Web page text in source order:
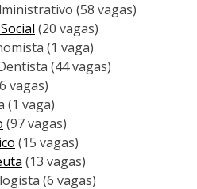
(58 vagas)
(20 vagas)
(1 vaga)
(44 vagas)
vagas)
(1 vaga)
(97 vagas)
(15 vagas)
(13 vagas)
(6 vagas)